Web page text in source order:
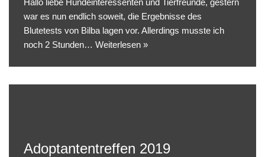
Hallo liebe Hundeinteressenten und Tierfreunde, gestern
war es nun endlich soweit, die Ergebnisse des
Blutetests von Bilba lagen vor. Allerdings musste ich
noch 2 Stunden… Weiterlesen »
Adoptantentreffen 2019